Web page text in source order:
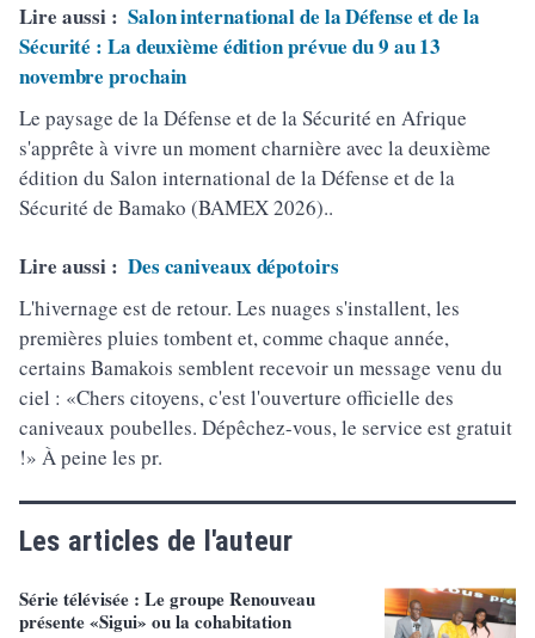
Lire aussi : Salon international de la Défense et de la
Sécurité : La deuxième édition prévue du 9 au 13
novembre prochain
Le paysage de la Défense et de la Sécurité en Afrique
s'apprête à vivre un moment charnière avec la deuxième
édition du Salon international de la Défense et de la
Sécurité de Bamako (BAMEX 2026)..
Lire aussi : Des caniveaux dépotoirs
L'hivernage est de retour. Les nuages s'installent, les
premières pluies tombent et, comme chaque année,
certains Bamakois semblent recevoir un message venu du
ciel : «Chers citoyens, c'est l'ouverture officielle des
caniveaux poubelles. Dépêchez-vous, le service est gratuit
!» À peine les pr.
Les articles de l'auteur
Série télévisée : Le groupe Renouveau
présente «Sigui» ou la cohabitation